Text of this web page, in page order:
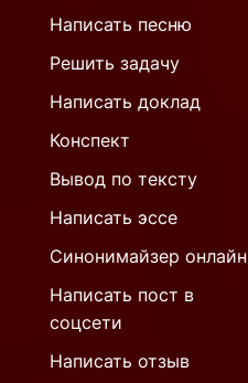
Написать песню
Решить задачу
Написать доклад
Конспект
Вывод по тексту
Написать эссе
Синонимайзер онлайн
Написать пост в
соцсети
Написать отзыв